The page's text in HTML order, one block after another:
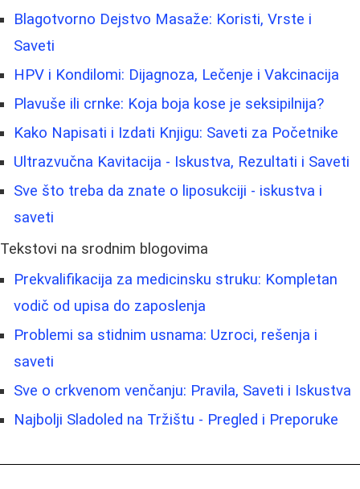
Blagotvorno Dejstvo Masaže: Koristi, Vrste i
Saveti
HPV i Kondilomi: Dijagnoza, Lečenje i Vakcinacija
Plavuše ili crnke: Koja boja kose je seksipilnija?
Kako Napisati i Izdati Knjigu: Saveti za Početnike
Ultrazvučna Kavitacija - Iskustva, Rezultati i Saveti
Sve što treba da znate o liposukciji - iskustva i
saveti
Tekstovi na srodnim blogovima
Prekvalifikacija za medicinsku struku: Kompletan
vodič od upisa do zaposlenja
Problemi sa stidnim usnama: Uzroci, rešenja i
saveti
Sve o crkvenom venčanju: Pravila, Saveti i Iskustva
Najbolji Sladoled na Tržištu - Pregled i Preporuke